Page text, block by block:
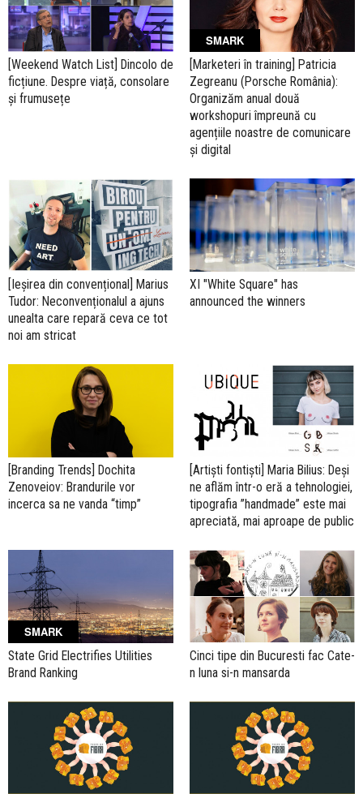
[Weekend Watch List] Dincolo de
ficțiune. Despre viață, consolare
și frumusețe
SMARK
[Marketeri în training] Patricia
Zegreanu (Porsche România):
Organizăm anual două
workshopuri împreună cu
agențiile noastre de comunicare
și digital
[Ieșirea din convențional] Marius
Tudor: Neconvenționalul a ajuns
unealta care repară ceva ce tot
noi am stricat
XI "White Square" has
announced the winners
[Branding Trends] Dochita
Zenoveiov: Brandurile vor
incerca sa ne vanda “timp”
[Artiști fontiști] Maria Bilius: Deși
ne aflăm într-o eră a tehnologiei,
tipografia ”handmade” este mai
apreciată, mai aproape de public
SMARK
State Grid Electrifies Utilities
Brand Ranking
Cinci tipe din Bucuresti fac Cate-
n luna si-n mansarda